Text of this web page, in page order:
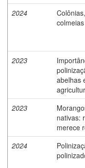
2024
2023
abelhas
2023
nativas:
merece
2024